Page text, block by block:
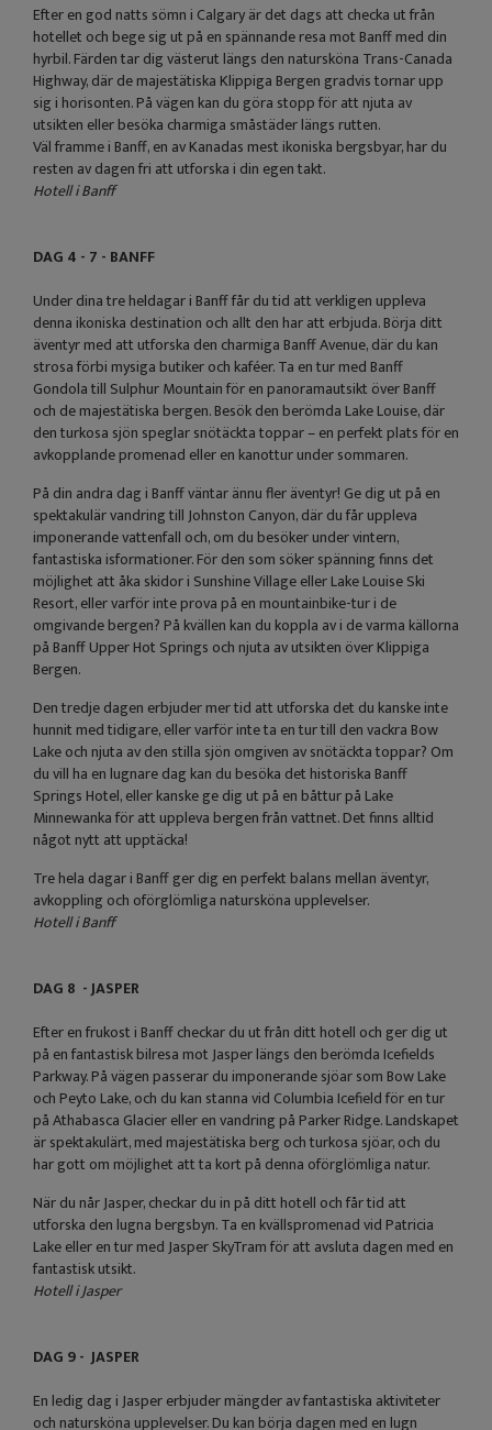
Efter en god natts sömn i Calgary är det dags att checka ut från
hotellet och bege sig ut på en spännande resa mot Banff med din
hyrbil. Färden tar dig västerut längs den natursköna Trans-Canada
Highway, där de majestätiska Klippiga Bergen gradvis tornar upp
sig i horisonten. På vägen kan du göra stopp för att njuta av
utsikten eller besöka charmiga småstäder längs rutten.
Väl framme i Banff, en av Kanadas mest ikoniska bergsbyar, har du
resten av dagen fri att utforska i din egen takt.
Hotell i Banff
DAG 4 - 7 - BANFF
Under dina tre heldagar i Banff får du tid att verkligen uppleva
denna ikoniska destination och allt den har att erbjuda. Börja ditt
äventyr med att utforska den charmiga Banff Avenue, där du kan
strosa förbi mysiga butiker och kaféer. Ta en tur med Banff
Gondola till Sulphur Mountain för en panoramautsikt över Banff
och de majestätiska bergen. Besök den berömda Lake Louise, där
den turkosa sjön speglar snötäckta toppar – en perfekt plats för en
avkopplande promenad eller en kanottur under sommaren.
På din andra dag i Banff väntar ännu fler äventyr! Ge dig ut på en
spektakulär vandring till Johnston Canyon, där du får uppleva
imponerande vattenfall och, om du besöker under vintern,
fantastiska isformationer. För den som söker spänning finns det
möjlighet att åka skidor i Sunshine Village eller Lake Louise Ski
Resort, eller varför inte prova på en mountainbike-tur i de
omgivande bergen? På kvällen kan du koppla av i de varma källorna
på Banff Upper Hot Springs och njuta av utsikten över Klippiga
Bergen.
Den tredje dagen erbjuder mer tid att utforska det du kanske inte
hunnit med tidigare, eller varför inte ta en tur till den vackra Bow
Lake och njuta av den stilla sjön omgiven av snötäckta toppar? Om
du vill ha en lugnare dag kan du besöka det historiska Banff
Springs Hotel, eller kanske ge dig ut på en båttur på Lake
Minnewanka för att uppleva bergen från vattnet. Det finns alltid
något nytt att upptäcka!
Tre hela dagar i Banff ger dig en perfekt balans mellan äventyr,
avkoppling och oförglömliga natursköna upplevelser.
Hotell i Banff
DAG 8 - JASPER
Efter en frukost i Banff checkar du ut från ditt hotell och ger dig ut
på en fantastisk bilresa mot Jasper längs den berömda Icefields
Parkway. På vägen passerar du imponerande sjöar som Bow Lake
och Peyto Lake, och du kan stanna vid Columbia Icefield för en tur
på Athabasca Glacier eller en vandring på Parker Ridge. Landskapet
är spektakulärt, med majestätiska berg och turkosa sjöar, och du
har gott om möjlighet att ta kort på denna oförglömliga natur.
När du når Jasper, checkar du in på ditt hotell och får tid att
utforska den lugna bergsbyn. Ta en kvällspromenad vid Patricia
Lake eller en tur med Jasper SkyTram för att avsluta dagen med en
fantastisk utsikt.
Hotell i Jasper
DAG 9 - JASPER
En ledig dag i Jasper erbjuder mängder av fantastiska aktiviteter
och natursköna upplevelser. Du kan börja dagen med en lugn